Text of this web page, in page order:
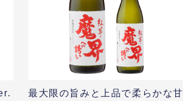
最大限の旨みと上品で柔らかな甘